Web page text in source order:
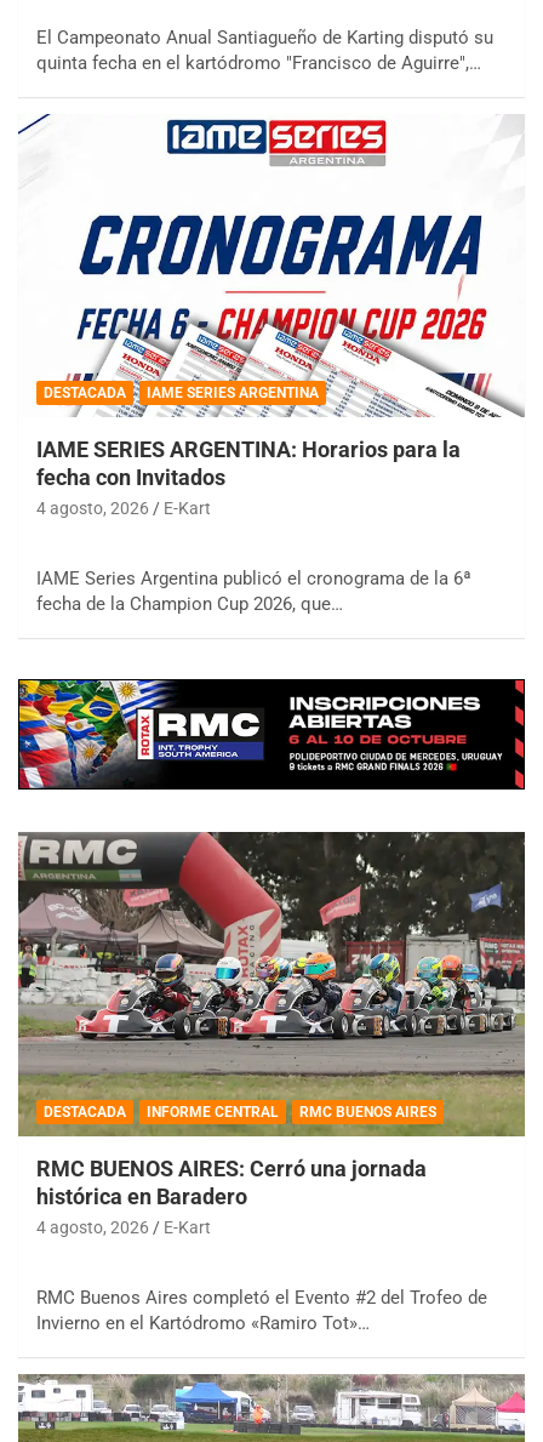
El Campeonato Anual Santiagueño de Karting disputó su
quinta fecha en el kartódromo "Francisco de Aguirre",…
DESTACADA IAME SERIES ARGENTINA
IAME SERIES ARGENTINA: Horarios para la
fecha con Invitados
4 agosto, 2026 E-Kart
IAME Series Argentina publicó el cronograma de la 6ª
fecha de la Champion Cup 2026, que…
DESTACADA INFORME CENTRAL RMC BUENOS AIRES
RMC BUENOS AIRES: Cerró una jornada
histórica en Baradero
4 agosto, 2026 E-Kart
RMC Buenos Aires completó el Evento #2 del Trofeo de
Invierno en el Kartódromo «Ramiro Tot»…